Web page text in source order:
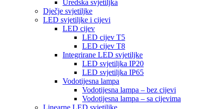
Uredska svjetiljka
Dječje svjetiljke
LED svjetiljke i cijevi
LED cijev
LED cijev T5
LED cijev T8
Integrirane LED svjetiljke
LED svjetiljka IP20
LED svjetiljka IP65
Vodotijesna lampa
Vodotijesna lampa – bez cijevi
Vodotijesna lampa – sa cijevima
Linearne LED svjetiljke